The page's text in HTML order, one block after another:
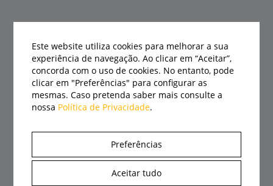
Últimas notícias
Este website utiliza cookies para melhorar a sua
experiência de navegação. Ao clicar em “Aceitar”,
concorda com o uso de cookies. No entanto, pode
clicar em "Preferências" para configurar as
mesmas. Caso pretenda saber mais consulte a
nossa Política de Privacidade.
Preferências
Aceitar tudo